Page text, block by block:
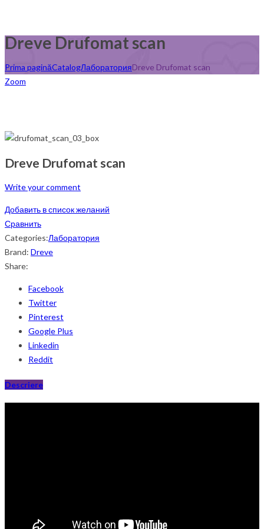
Dreve Drufomat scan
Prima paginăCatalogЛабораторияDreve Drufomat scan
Zoom
Dreve Drufomat scan
Write your comment
Добавить в список желаний
Сравнить
Categories:Лаборатория
Brand: Dreve
Share:
Facebook
Twitter
Pinterest
Google Plus
Linkedin
Reddit
Descriere